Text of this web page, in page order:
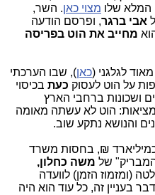
המלא שלו מצוי כאן. השר,
אבי ברגר, ופרסם הודעה
מחייב את הוט בפריסה
לגלגני (כאן), שבו הערכתי
על הוט לעסוק כעת בכיסוי
איש בכ- 240 יישובים ושכונות ברחבי הארץ
הוט לא עשתה מאומה
והנושא נתקע שוב.
₪, בחסות משרד
של משה כחלון,
(ומזמוז הזמן) לוועדה
בעניין זה, כל עוד הוא היה